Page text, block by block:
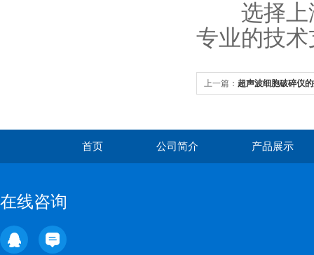
选择
专业的技
上一篇： 超声波细胞破碎仪
首页 公司简介 产品展示
在线咨询